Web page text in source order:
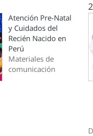
Atención Pre-Natal
y Cuidados del
Recién Nacido en
Perú
Materiales de
comunicación